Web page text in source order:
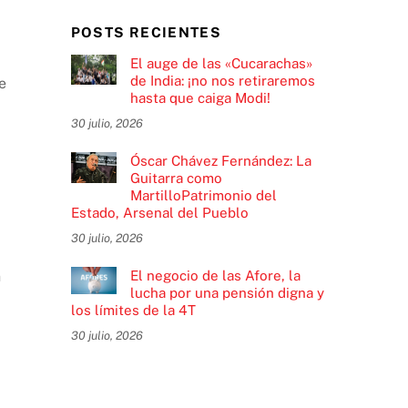
POSTS RECIENTES
El auge de las «Cucarachas»
de India: ¡no nos retiraremos
hasta que caiga Modi!
30 julio, 2026
Óscar Chávez Fernández: La
Guitarra como
MartilloPatrimonio del
Estado, Arsenal del Pueblo
30 julio, 2026
El negocio de las Afore, la
lucha por una pensión digna y
los límites de la 4T
30 julio, 2026